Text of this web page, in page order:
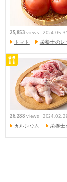
25,853 views 2024.05.31
トマト 栄養士のレ
26,288 views
カルシウム 栄養士